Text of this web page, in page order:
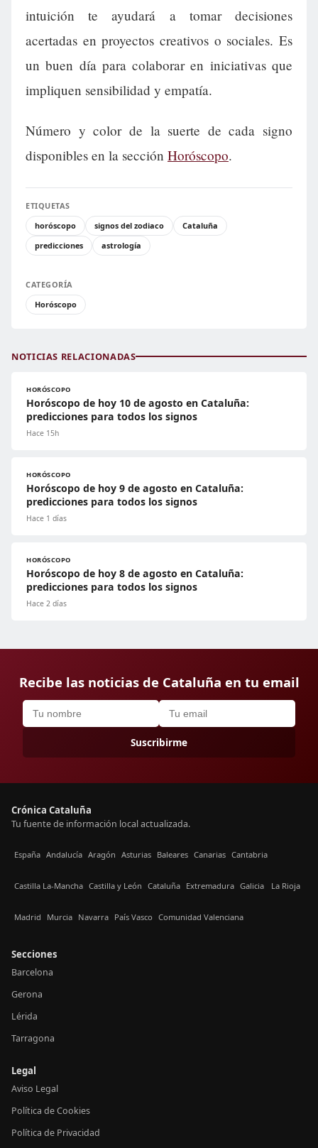
intuición te ayudará a tomar decisiones
acertadas en proyectos creativos o sociales. Es
un buen día para colaborar en iniciativas que
impliquen sensibilidad y empatía.
Número y color de la suerte de cada signo
disponibles en la sección Horóscopo.
ETIQUETAS
horóscopo
signos del zodiaco
Cataluña
predicciones
astrología
CATEGORÍA
Horóscopo
NOTICIAS RELACIONADAS
HORÓSCOPO
Horóscopo de hoy 10 de agosto en Cataluña:
predicciones para todos los signos
Hace 15h
HORÓSCOPO
Horóscopo de hoy 9 de agosto en Cataluña:
predicciones para todos los signos
Hace 1 días
HORÓSCOPO
Horóscopo de hoy 8 de agosto en Cataluña:
predicciones para todos los signos
Hace 2 días
Recibe las noticias de Cataluña en tu email
Suscribirme
Crónica Cataluña
Tu fuente de información local actualizada.
España Andalucía Aragón Asturias Baleares Canarias Cantabria
Castilla La-Mancha Castilla y León Cataluña Extremadura Galicia La Rioja
Madrid Murcia Navarra País Vasco Comunidad Valenciana
Secciones
Barcelona
Gerona
Lérida
Tarragona
Legal
Aviso Legal
Política de Cookies
Política de Privacidad